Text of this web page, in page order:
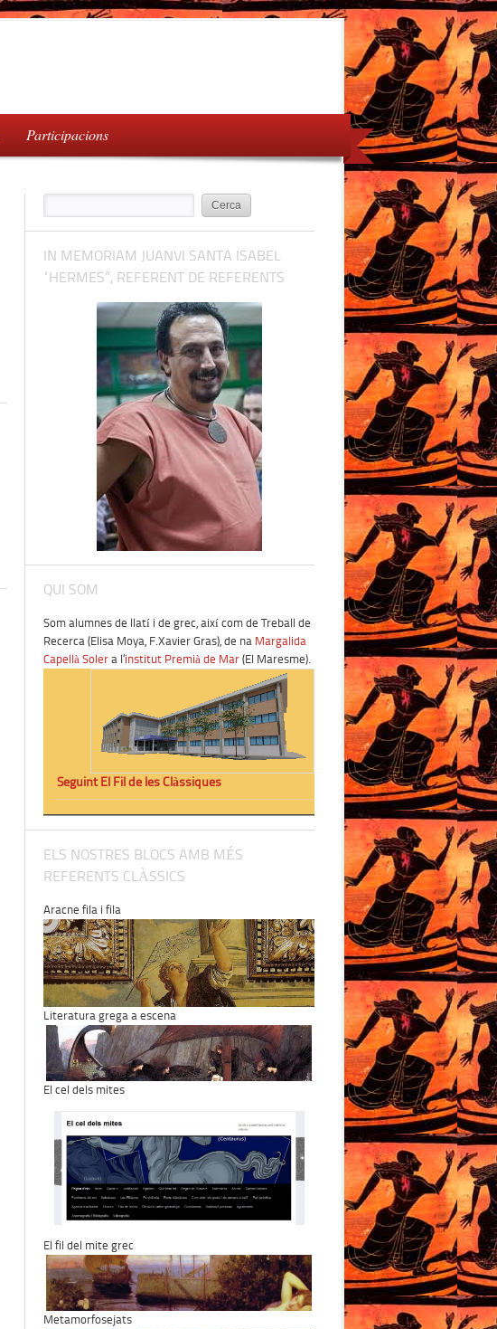
Participacions
IN MEMORIAM JUANVI SANTA ISABEL
“HERMES”, REFERENT DE REFERENTS
QUI SOM
Som alumnes de llatí i de grec, així com de Treball de
Recerca (Elisa Moya, F.Xavier Gras), de na Margalida
Capellà Soler a l’institut Premià de Mar (El Maresme).
Seguint El Fil de les Clàssiques
ELS NOSTRES BLOCS AMB MÉS
REFERENTS CLÀSSICS
Aracne fila i fila
Literatura grega a escena
El cel dels mites
El fil del mite grec
Metamorfosejats